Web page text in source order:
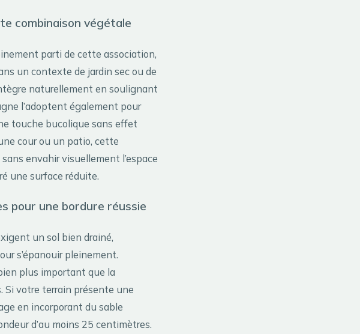
combinaison végétale
parti de cette association,
un contexte de jardin sec ou de
naturellement en soulignant
l’adoptent également pour
touche bucolique sans effet
cour ou un patio, cette
envahir visuellement l’espace
une surface réduite.
pour une bordure réussie
un sol bien drainé,
s’épanouir pleinement.
plus important que la
Si votre terrain présente une
en incorporant du sable
d’au moins 25 centimètres.